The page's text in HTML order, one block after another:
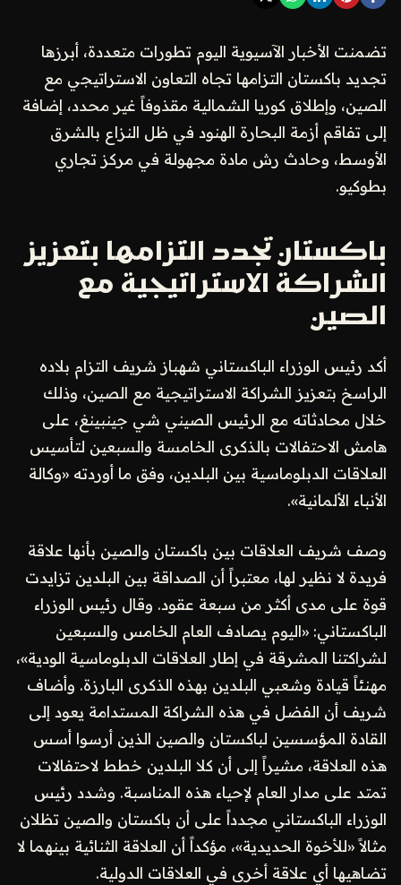
تضمنت الأخبار الآسيوية اليوم تطورات متعددة، أبرزها
تجديد باكستان التزامها تجاه التعاون الاستراتيجي مع
الصين، وإطلاق كوريا الشمالية مقذوفاً غير محدد، إضافة
إلى تفاقم أزمة البحارة الهنود في ظل النزاع بالشرق
الأوسط، وحادث رش مادة مجهولة في مركز تجاري
بطوكيو.
باكستان تجدد التزامها بتعزيز
الشراكة الاستراتيجية مع
الصين
أكد رئيس الوزراء الباكستاني شهباز شريف التزام بلاده
الراسخ بتعزيز الشراكة الاستراتيجية مع الصين، وذلك
خلال محادثاته مع الرئيس الصيني شي جينبينغ، على
هامش الاحتفالات بالذكرى الخامسة والسبعين لتأسيس
العلاقات الدبلوماسية بين البلدين، وفق ما أوردته «وكالة
الأنباء الألمانية».
وصف شريف العلاقات بين باكستان والصين بأنها علاقة
فريدة لا نظير لها، معتبراً أن الصداقة بين البلدين تزايدت
قوة على مدى أكثر من سبعة عقود. وقال رئيس الوزراء
الباكستاني: «اليوم يصادف العام الخامس والسبعين
لشراكتنا المشرقة في إطار العلاقات الدبلوماسية الودية»،
مهنئاً قيادة وشعبي البلدين بهذه الذكرى البارزة. وأضاف
شريف أن الفضل في هذه الشراكة المستدامة يعود إلى
القادة المؤسسين لباكستان والصين الذين أرسوا أسس
هذه العلاقة، مشيراً إلى أن كلا البلدين خطط لاحتفالات
تمتد على مدار العام لإحياء هذه المناسبة. وشدد رئيس
الوزراء الباكستاني مجدداً على أن باكستان والصين تظلان
مثالاً «للأخوة الحديدية»، مؤكداً أن العلاقة الثنائية بينهما لا
تضاهيها أي علاقة أخرى في العلاقات الدولية.